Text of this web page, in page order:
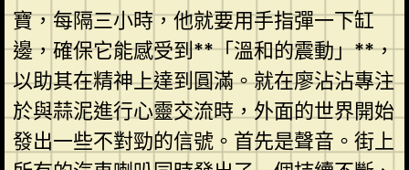
寶，每隔三小時，他就要用手指彈一下缸
邊，確保它能感受到**「溫和的震動」**，
以助其在精神上達到圓滿。就在廖沾沾專注
於與蒜泥進行心靈交流時，外面的世界開始
發出一些不對勁的信號。首先是聲音。街上